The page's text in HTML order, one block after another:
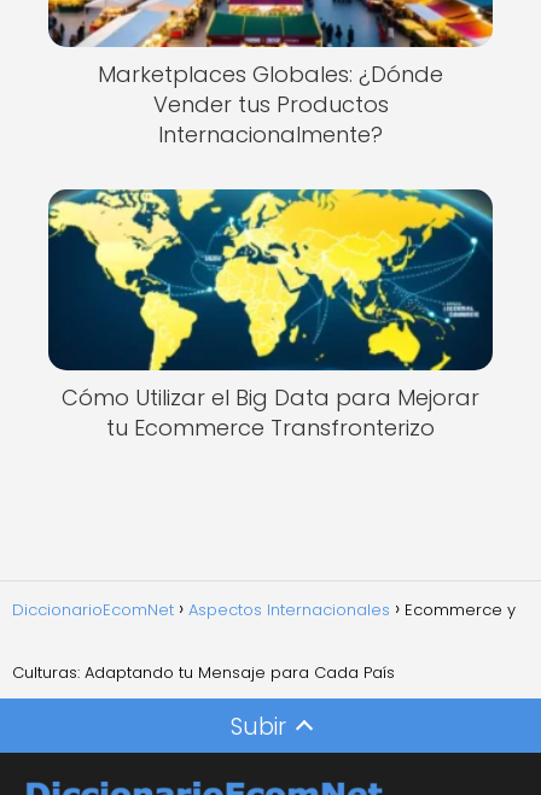
Marketplaces Globales: ¿Dónde
Vender tus Productos
Internacionalmente?
Cómo Utilizar el Big Data para Mejorar
tu Ecommerce Transfronterizo
DiccionarioEcomNet Aspectos Internacionales Ecommerce y
Culturas: Adaptando tu Mensaje para Cada País
Subir